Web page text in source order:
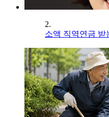
2.
소액 직역연금 받